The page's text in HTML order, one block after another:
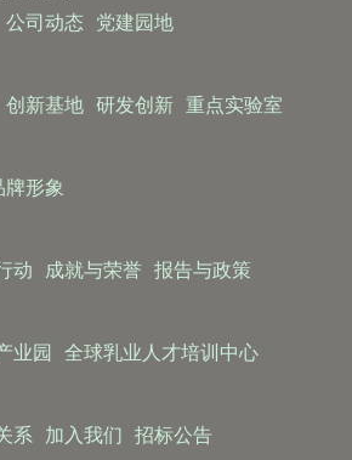
公司动态 党建园地
创新基地 研发创新 重点实验室
牌形象
动 成就与荣誉 报告与政策
业园 全球乳业人才培训中心
系 加入我们 招标公告